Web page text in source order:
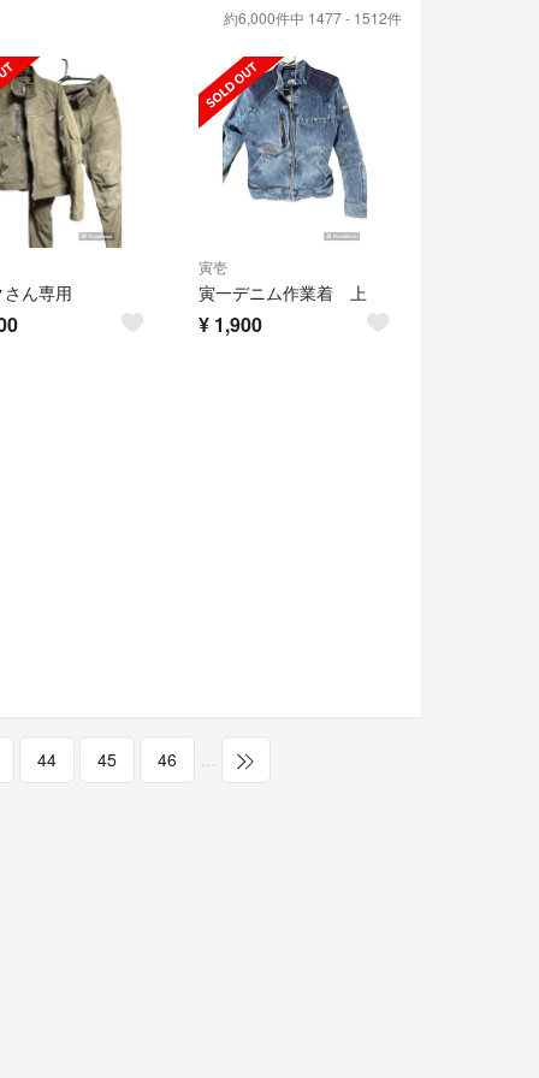
約6,000件中 1477 - 1512件
ん専用
寅壱
寅一デニム作業着 上
¥ 1,900
44 45 46 …